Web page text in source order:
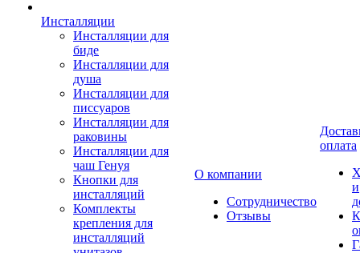
Инсталляции
Инсталляции для
биде
Инсталляции для
душа
Инсталляции для
писсуаров
Инсталляции для
раковины
Инсталляции для
чаш Генуя
Кнопки для
инсталляций
Комплекты
крепления для
инсталляций
О компании
Сотрудничество
Отзывы
оплата
и